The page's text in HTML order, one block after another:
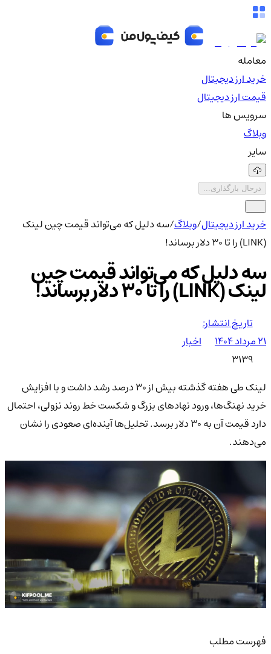
معامله
خرید ارز دیجیتال
قیمت ارز دیجیتال
سرویس ها
وبلاگ
سایر
درحال بارگذاری...
خرید ارز دیجیتال/وبلاگ/سه دلیل که می‌تواند قیمت چین لینک
سه دلیل که می‌تواند قیمت چین
لینک (LINK) را تا ۳۰ دلار برساند!
تاریخ انتشار:
۲۱ مرداد ۱۴۰۴
اخبار
3139
لینک طی هفته گذشته بیش از ۳۰ درصد رشد داشت و با افزایش
خرید نهنگ‌ها، ورود نهادهای بزرگ و شکست خط روند نزولی، احتمال
دارد قیمت آن به ۳۰ دلار برسد. تحلیل‌ها آینده‌ای صعودی را نشان
می‌دهند.
فهرست مطلب